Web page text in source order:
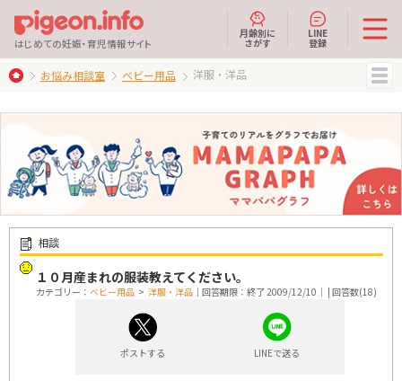
はじめての妊娠・育児情報サイト
月齢別に
さがす
LINE
登録
お悩み相談室 ベビー用品 洋服・洋品
相談
１０月産まれの服装教えてください。
カテゴリー： ベビー用品 > 洋服・洋品 ｜回答期限：終了 2009/12/10｜ | 回答数(18)
ポストする LINEで送る